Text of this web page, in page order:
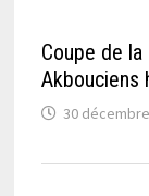
Coupe de
Akbouciens
30